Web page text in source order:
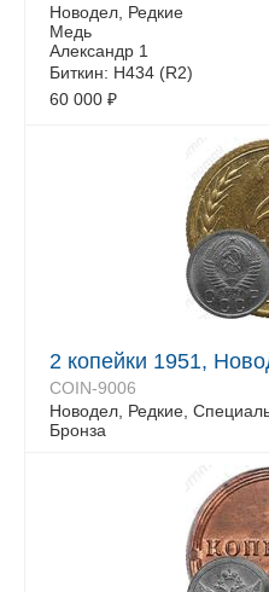
Новодел, Редкие
Медь
Александр 1
Биткин: H434 (R2)
60 000 ₽
2 копейки 1951,
COIN-9006
Новодел, Редкие,
Бронза